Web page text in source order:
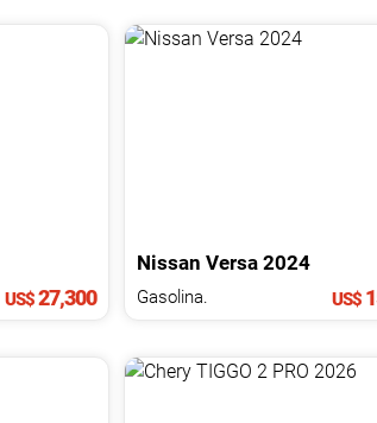
US$27,300
Nissan Versa 2024
Gasolina. US$